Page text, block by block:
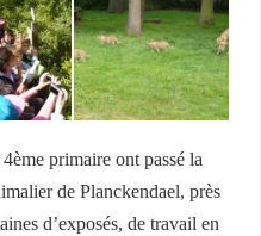
primaire ont passé la
de Planckendael, près
d’exposés, de travail en